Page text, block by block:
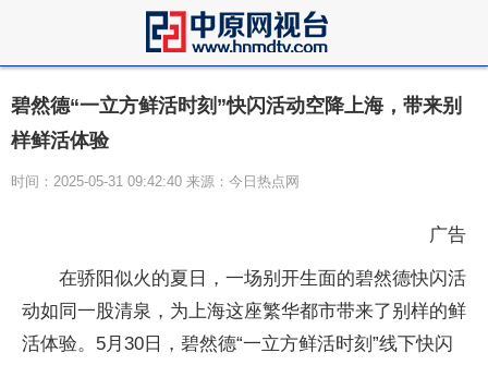
碧然德“一立方鲜活时刻”快闪活动空降上海，带来别
样鲜活体验
时间：2025-05-31 09:42:40 来源：今日热点网
广告
在骄阳似火的夏日，一场别开生面的碧然德快闪活
动如同一股清泉，为上海这座繁华都市带来了别样的鲜
活体验。5月30日，碧然德“一立方鲜活时刻”线下快闪